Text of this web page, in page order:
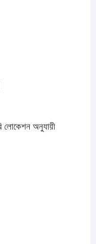
লোকেশন অনুযায়ী